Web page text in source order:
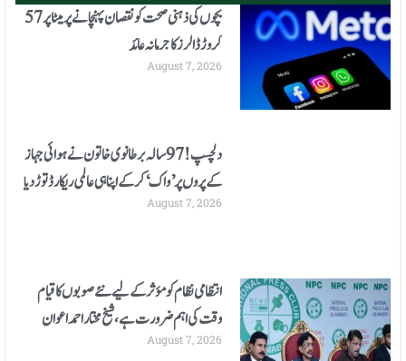
بچوں کی ذہنی صحت کو نقصان پہنچانے پر میٹا پر 57
کروڑ ڈالرز کا جرمانہ عائد
August 7, 2026
دلچسپ!97 سالہ برطانوی خاتون نے ہوائی جہاز
کے پروں پر ’واک‘ کر کے اپنا ہی عالمی ریکارڈ توڑ دیا
August 7, 2026
انتظامی نظام کو مؤثرکے لیے نئے صوبوں کا قیام
وقت کی اہم ضرورت ہے، شیخ مختار احمد اعوان
August 7, 2026